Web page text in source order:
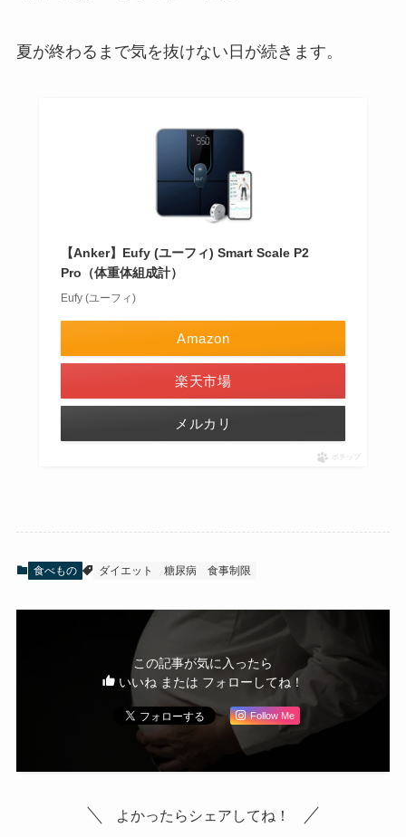
夏が終わるまで気を抜けない日が続きます。
【Anker】Eufy (ユーフィ) Smart Scale P2
Pro（体重体組成計）
Eufy (ユーフィ)
Amazon
楽天市場
メルカリ
ポチップ
食べもの ダイエット 糖尿病 食事制限
この記事が気に入ったら
いいね または フォローしてね！
Follow Me
よかったらシェアしてね！